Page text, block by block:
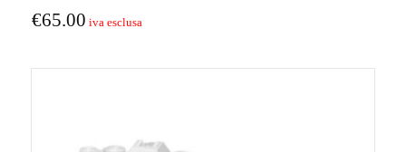
€65.00